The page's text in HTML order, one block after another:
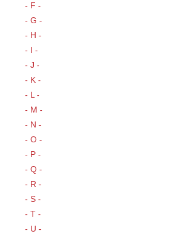
- F -
- G -
- H -
- I -
- J -
- K -
- L -
- M -
- N -
- O -
- P -
- Q -
- R -
- S -
- T -
- U -